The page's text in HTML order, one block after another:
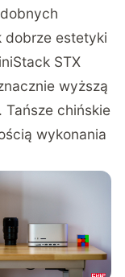
dobrze estetyki
STX
wyższą
Tańsze chińskie
wykonania